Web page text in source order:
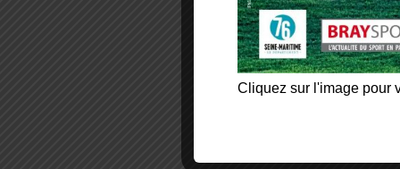
Cliquez sur l'image pour